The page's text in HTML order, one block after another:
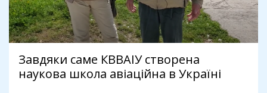
Завдяки саме КВВАІУ створена
наукова школа авіаційна в Україні